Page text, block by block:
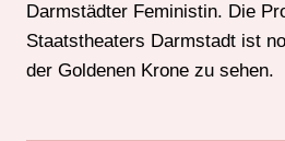
Darmstädter Feministin. Die
Staatstheaters Darmstadt ist
der Goldenen Krone zu sehen.